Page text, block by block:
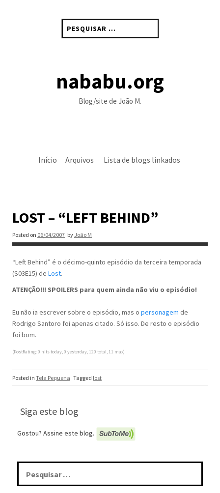
por:
nababu.org
Blog/site de João M.
Início Arquivos Lista de blogs linkados
LOST – “LEFT BEHIND”
Posted on 06/04/2007 by João M
“Left Behind” é o décimo-quinto episódio da terceira temporada
(S03E15) de Lost.
ATENÇÃO!!! SPOILERS para quem ainda não viu o episódio!
Eu não ia escrever sobre o episódio, mas o personagem de
Rodrigo Santoro foi apenas citado. Só isso. De resto o episódio
foi bom.
(PostRating: 0 hits today, 0 yesterday, 120 total, 11 max)
Posted in Tela Pequena Tagged lost
Siga este blog
Gostou? Assine este blog.
Pesquisar
por: